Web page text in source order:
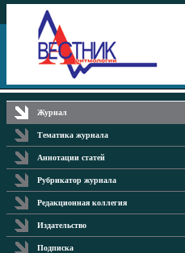
Журнал
Тематика журнала
Аннотации статей
Рубрикатор журнала
Редакционная коллегия
Издательство
Подписка